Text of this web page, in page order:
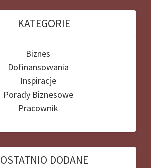
KATEGORIE
Biznes
Dofinansowania
Inspiracje
Porady Biznesowe
Pracownik
OSTATNIO DODANE